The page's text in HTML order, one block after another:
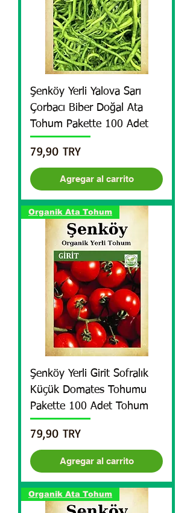
Şenköy Yerli Yalova Sarı
Çorbacı Biber Doğal Ata
Tohum Pakette 100 Adet
Precio
79,90 TRY
Agregar al carrito
Organik Ata Tohum
Şenköy Yerli Girit Sofralık
Küçük Domates Tohumu
Pakette 100 Adet Tohum
Precio
79,90 TRY
Agregar al carrito
Organik Ata Tohum